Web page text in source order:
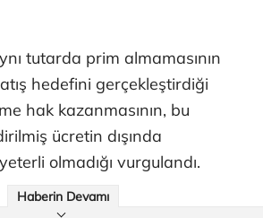
tutarda prim almamasının
hedefini gerçekleştirdiği
hak kazanmasının, bu
ücretin dışında
olmadığı vurgulandı.
Haberin Devamı